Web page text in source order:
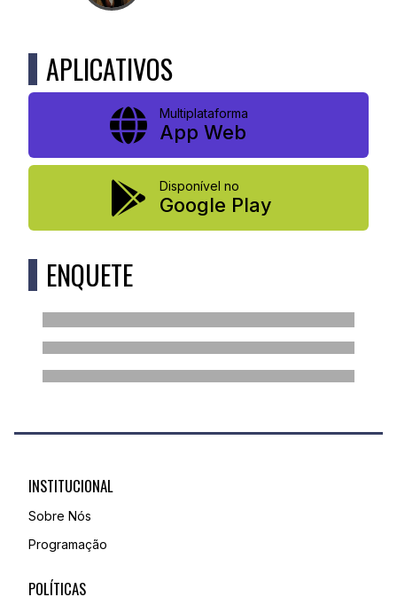
APLICATIVOS
Multiplataforma
App Web
Disponível no
Google Play
ENQUETE
INSTITUCIONAL
Sobre Nós
Programação
POLÍTICAS